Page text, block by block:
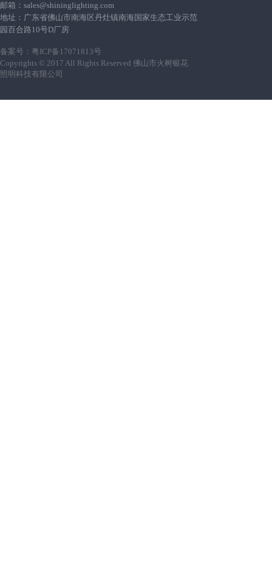
邮箱：sales@shininglighting.com
地址：广东省佛山市南海区丹灶镇南海国家生态工业示范
园百合路10号D厂房
备案号： 粤ICP备17071813号
Copyrights © 2017 All Rights Reserved 佛山市火树银花
照明科技有限公司